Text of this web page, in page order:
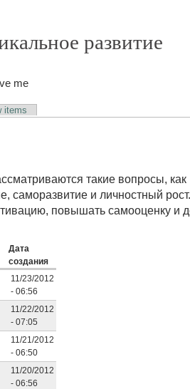
развитие
me
items
такие вопросы, как
саморазвитие и личностный
повышать самооценку и
Дата
создания
11/23/2012
- 06:56
11/22/2012
- 07:05
11/21/2012
- 06:50
11/20/2012
- 06:56